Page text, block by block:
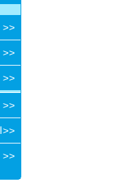
>>
>>
>>
>>
>>
>>